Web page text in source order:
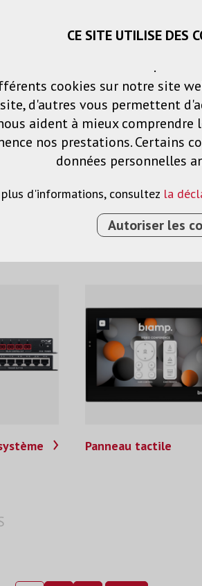
Panier Listes
Produits Solutions
Panneau tactile
CE SITE UTILISE DES
.
cookies sur notre site
d'autres vous permettent
aident à mieux
nos prestations. Certains
données personnelles
d'informations, consultez la
Autoriser les